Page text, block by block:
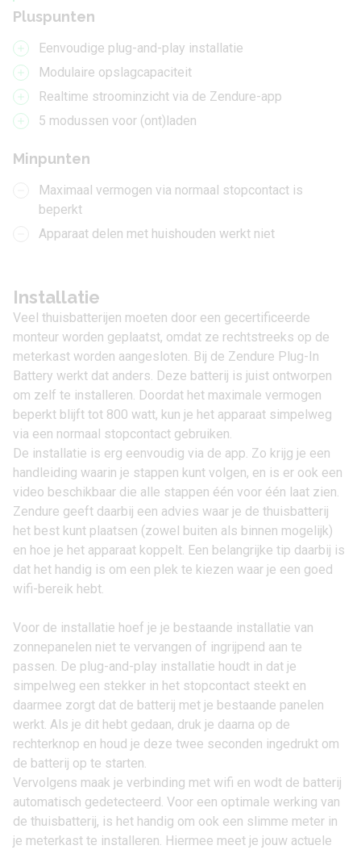
Pluspunten
Eenvoudige plug-and-play installatie
Modulaire opslagcapaciteit
Realtime stroominzicht via de Zendure-app
5 modussen voor (ont)laden
Minpunten
Maximaal vermogen via normaal stopcontact is
beperkt
Apparaat delen met huishouden werkt niet
Installatie
Veel thuisbatterijen moeten door een gecertificeerde
monteur worden geplaatst, omdat ze rechtstreeks op de
meterkast worden aangesloten. Bij de Zendure Plug-In
Battery werkt dat anders. Deze batterij is juist ontworpen
om zelf te installeren. Doordat het maximale vermogen
beperkt blijft tot 800 watt, kun je het apparaat simpelweg
via een normaal stopcontact gebruiken.
De installatie is erg eenvoudig via de app. Zo krijg je een
handleiding waarin je stappen kunt volgen, en is er ook een
video beschikbaar die alle stappen één voor één laat zien.
Zendure geeft daarbij een advies waar je de thuisbatterij
het best kunt plaatsen (zowel buiten als binnen mogelijk)
en hoe je het apparaat koppelt. Een belangrijke tip daarbij is
dat het handig is om een plek te kiezen waar je een goed
wifi-bereik hebt.
Voor de installatie hoef je je bestaande installatie van
zonnepanelen niet te vervangen of ingrijpend aan te
passen. De plug-and-play installatie houdt in dat je
simpelweg een stekker in het stopcontact steekt en
daarmee zorgt dat de batterij met je bestaande panelen
werkt. Als je dit hebt gedaan, druk je daarna op de
rechterknop en houd je deze twee seconden ingedrukt om
de batterij op te starten.
Vervolgens maak je verbinding met wifi en wodt de batterij
automatisch gedetecteerd. Voor een optimale werking van
de thuisbatterij, is het handig om ook een slimme meter in
je meterkast te installeren. Hiermee meet je jouw actuele